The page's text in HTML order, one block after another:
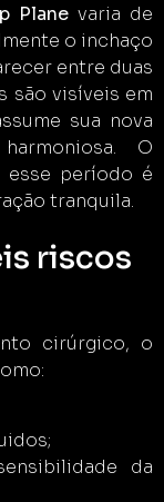
Planevaria de
o inchaço
entre duas
são visíveis em
sua nova
O
esse período é
tranquila.
riscos
cirúrgico, o
da